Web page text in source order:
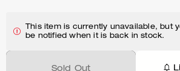
This item is currently unavailable, but
be notified when it is back in stock.
Sold Out